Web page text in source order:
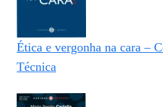
Ética e vergonha na cara –
Técnica